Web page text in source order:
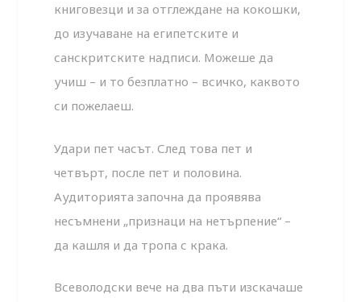
книговезци и за отглеждане на кокошки,
до изучаване на египетските и
санскритските надписи. Можеше да
учиш – и то безплатно – всичко, каквото
си пожелаеш.
Удари пет часът. След това пет и
четвърт, после пет и половина.
Аудиторията започна да проявява
несъмнени „признаци на нетърпение“ –
да кашля и да тропа с крака.
Всеволодски вече на два пъти изскачаше